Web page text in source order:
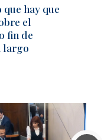
hay que
el
fin de
largo